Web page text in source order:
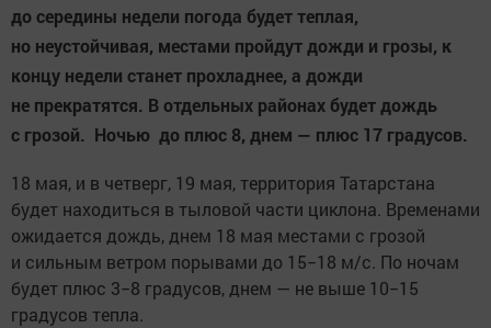
до середины недели погода будет теплая,
но неустойчивая, местами пройдут дожди и грозы, к
концу недели станет прохладнее, а дожди
не прекратятся. В отдельных районах будет дождь
с грозой. Ночью до плюс 8, днем — плюс 17 градусов.
18 мая, и в четверг, 19 мая, территория Татарстана
будет находиться в тыловой части циклона. Временами
ожидается дождь, днем 18 мая местами с грозой
и сильным ветром порывами до 15−18 м/с. По ночам
будет плюс 3−8 градусов, днем — не выше 10−15
градусов тепла.